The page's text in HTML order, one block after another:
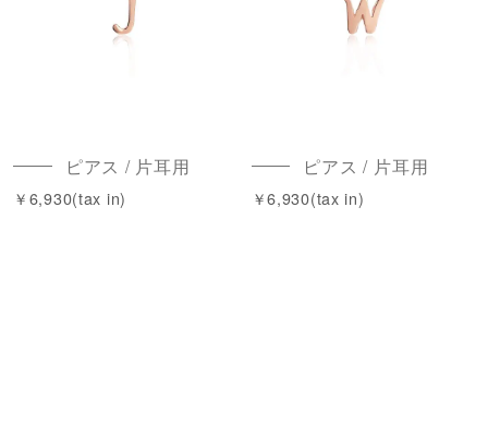
ピアス / 片耳用
￥6,930(tax in)
ピアス / 片耳用
￥6,930(tax in)